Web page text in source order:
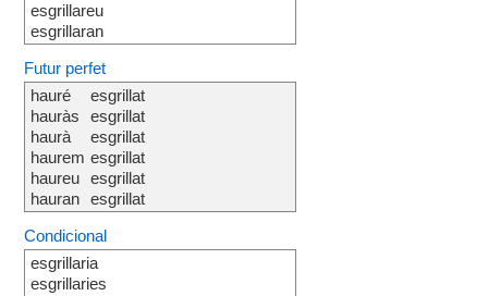
esgrillareu
esgrillaran
Futur perfet
hauré
hauràs
haurà
haurem
haureu
hauran
esgrillat
esgrillat
esgrillat
esgrillat
esgrillat
esgrillat
Condicional
esgrillaria
esgrillaries